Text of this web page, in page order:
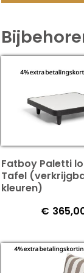
Fatboy Paletti
Tafel
kleuren)
€